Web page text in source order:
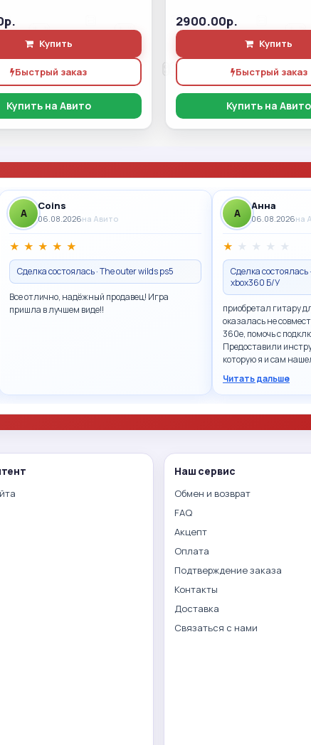
Купить
Быстрый заказ
Купить на Авито
2900.00р.
Купить
Быстрый заказ
Купить на Авито
A
Coins
06.08.2026на Авито
★ ★ ★ ★ ★
Сделка состоялась · The outer wilds ps5
Все отлично, надёжный продавец! Игра
пришла в лучшем виде!!
A
Анна
06.08.2026на
★ ★ ★ ★ ★
Сделка состоялась
xbox360 Б/У
приобретал гитару
оказалась не
360e, помочь с
Предоставили
которую я и сам
Читать дальше
Наш сервис
Обмен и возврат
FAQ
Акцепт
Оплата
Подтверждение заказа
Контакты
Доставка
Связаться с нами